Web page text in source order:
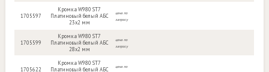
1705597
Кромка W980 ST7
Платиновый белый АБС
23x2 мм
цена по
запросу
1705599
Кромка W980 ST7
Платиновый белый АБС
28x2 мм
цена по
запросу
1705622
Кромка W980 ST7
Платиновый белый АБС
цена по